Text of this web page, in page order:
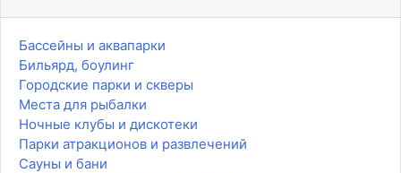
Бассейны и аквапарки
Бильярд, боулинг
Городские парки и скверы
Места для рыбалки
Ночные клубы и дискотеки
Парки атракционов и развлечений
Сауны и бани